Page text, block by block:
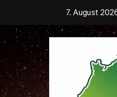
springen
7. August